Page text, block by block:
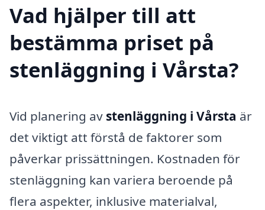
Vad hjälper till att
bestämma priset på
stenläggning i Vårsta?
Vid planering av stenläggning i Vårsta är
det viktigt att förstå de faktorer som
påverkar prissättningen. Kostnaden för
stenläggning kan variera beroende på
flera aspekter, inklusive materialval,